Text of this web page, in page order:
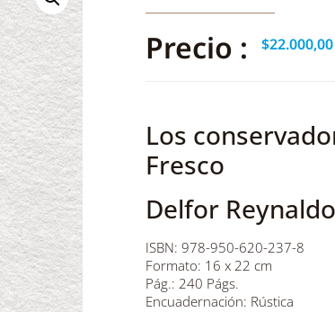
Precio : $22.000,00
Los
Fresco
Delfor
ISBN: 978-950-620-237-8
Formato: 16 x 22 cm
Pág.: 240 Págs.
Encuadernación: Rústica